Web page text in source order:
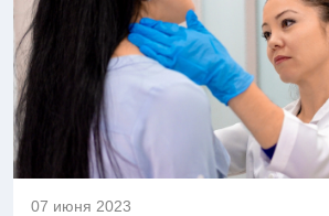
07 июня 2023